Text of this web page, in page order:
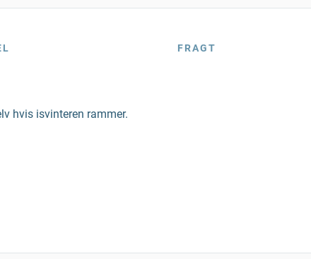
FRAGT
hvis isvinteren rammer.